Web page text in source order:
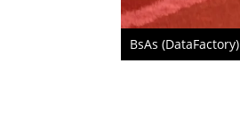
BsAs (DataFactory)